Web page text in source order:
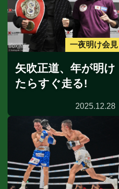
一夜明け会見
矢吹正道、年が明け
たらすぐ走る!
2025.12.28